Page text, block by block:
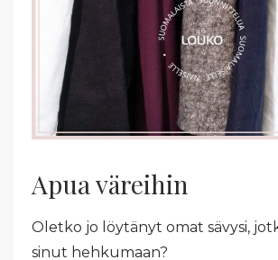
Apua väreihin
Oletko jo löytänyt omat sävysi,
sinut hehkumaan?